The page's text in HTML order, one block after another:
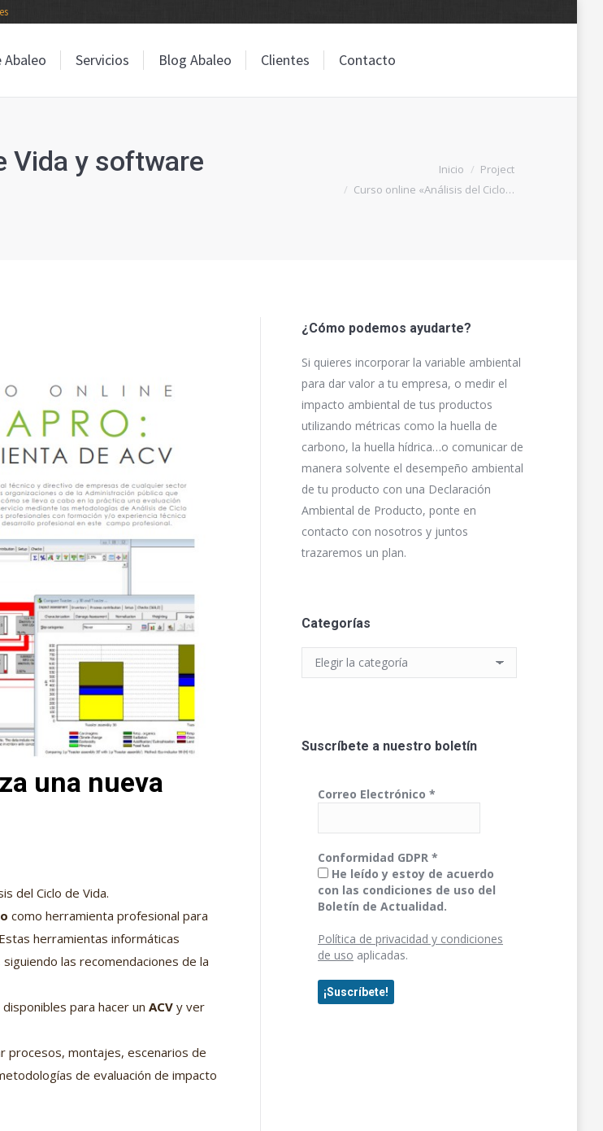
Abaleo Servicios Blog Abaleo Clientes Contacto
Vida y software
Inicio
Project
Curso online «Análisis del Ciclo…
una nueva
del Ciclo de Vida.
como herramienta profesional para
herramientas informáticas
las recomendaciones de la
para hacer un ACV y ver
procesos, montajes, escenarios de
de evaluación de impacto
¿Cómo podemos ayudarte?
Si quieres incorporar la variable ambiental
para dar valor a tu empresa, o medir el
impacto ambiental de tus productos
utilizando métricas como la huella de
carbono, la huella hídrica…o comunicar de
manera solvente el desempeño ambiental
de tu producto con una Declaración
Ambiental de Producto, ponte en
contacto con nosotros y juntos
trazaremos un plan.
Categorías
Categorías
Suscríbete a nuestro boletín
Correo Electrónico *
Conformidad GDPR *
He leído y estoy de acuerdo
con las condiciones de uso del
Boletín de Actualidad.
Política de privacidad y condiciones
de uso aplicadas.